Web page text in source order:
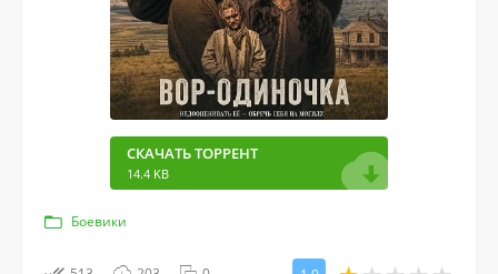
СКАЧАТЬ ТОРРЕНТ
14.4 KB
Боевики